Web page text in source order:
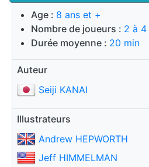
Age : 8 ans et +
Nombre de joueurs : 2 à 4
Durée moyenne : 20 min
Auteur
Seiji KANAI
Illustrateurs
Andrew HEPWORTH
Jeff HIMMELMAN